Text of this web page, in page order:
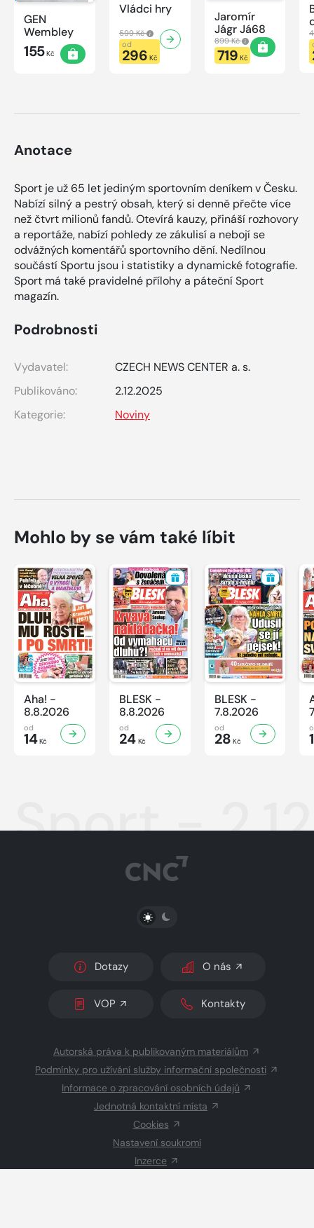
GEN
Wembley
155Kč
Vládci hry
599 Kč
od
296 Kč
Jaromír
Jágr Já68
899 Kč
719 Kč
Anotace
Sport je už 65 let jediným sportovním deníkem v Česku.
Nabízí silný a pestrý obsah, který si denně přečte více
než čtvrt milionů fandů. Otevírá kauzy, přináší rozhovory
a reportáže, nabízí pohledy ze zákulisí a nebojí se
odvážných komentářů sportovního dění. Nedílnou
součástí Sportu jsou i statistiky a dynamické fotografie.
Sport má také pravidelné přílohy a páteční Sport
magazín.
Podrobnosti
Vydavatel:
CZECH NEWS CENTER a. s.
Publikováno:
2.12.2025
Kategorie:
Noviny
Mohlo by se vám také líbit
Aha! -
8.8.2026
od
14Kč
BLESK -
8.8.2026
od
24Kč
BLESK -
7.8.2026
od
28 Kč
Sport -
PŘEPNOUT SVĚTLÝ/TMAVÝ REŽIM
Dotazy O nás
VOP Kontakty
Autorská práva k publikovaným materiálům
Podmínky pro užívání služby informační společnosti
Informace o zpracování osobních údajů
Jednotná kontaktní místa
Cookies
Nastavení soukromí
Inzerce